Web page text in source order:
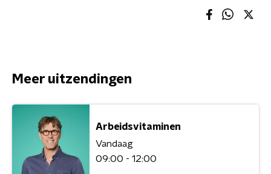
Meer uitzendingen
Arbeidsvitaminen
Vandaag
09:00 - 12:00